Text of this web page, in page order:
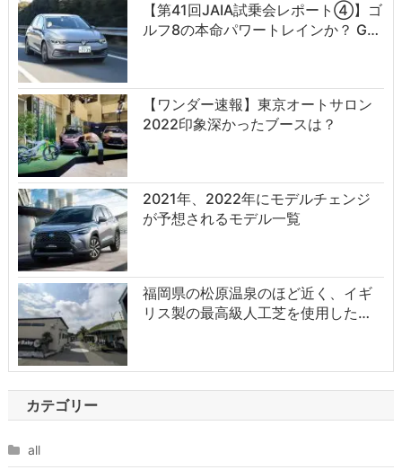
【第41回JAIA試乗会レポート④】ゴ
ルフ8の本命パワートレインか？ G…
【ワンダー速報】東京オートサロン
2022印象深かったブースは？
2021年、2022年にモデルチェンジ
が予想されるモデル一覧
福岡県の松原温泉のほど近く、イギ
リス製の最高級人工芝を使用した…
カテゴリー
all